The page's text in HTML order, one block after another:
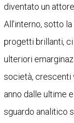
diventato un
All’interno, sotto
progetti brillanti,
ulteriori
società, crescenti
anno dalle ultime
sguardo analitico